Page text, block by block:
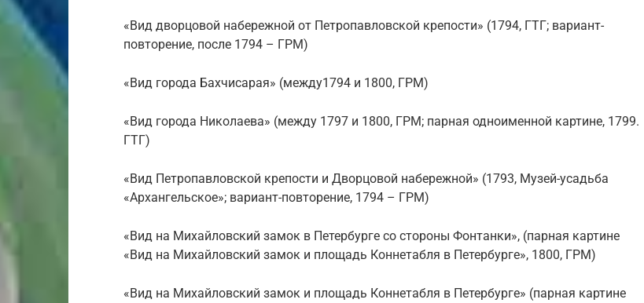
«Вид дворцовой набережной от Петропавловской крепости» (1794, ГТГ; вариант-
повторение, после 1794 – ГРМ)
«Вид города Бахчисарая» (между1794 и 1800, ГРМ)
«Вид города Николаева» (между 1797 и 1800, ГРМ; парная одноименной картине, 1799.
ГТГ)
«Вид Петропавловской крепости и Дворцовой набережной» (1793, Музей-усадьба
«Архангельское»; вариант-повторение, 1794 – ГРМ)
«Вид на Михайловский замок в Петербурге со стороны Фонтанки», (парная картине
«Вид на Михайловский замок и площадь Коннетабля в Петербурге», 1800, ГРМ)
«Вид на Михайловский замок и площадь Коннетабля в Петербурге» (парная картине